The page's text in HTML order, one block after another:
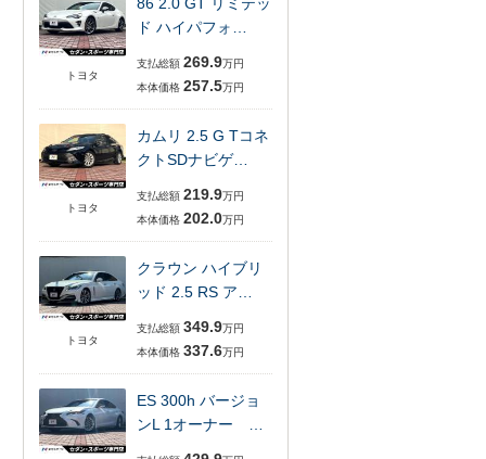
トヨタ
ド ハイパフォ…
支払総額 269.9万円
本体価格 257.5万円
トヨタ
カムリ 2.5 G Tコネ
クトSDナビゲ…
支払総額 219.9万円
本体価格 202.0万円
トヨタ
クラウン ハイブリ
ッド 2.5 RS ア…
支払総額 349.9万円
本体価格 337.6万円
ES 300h バージョ
ンL 1オーナー …